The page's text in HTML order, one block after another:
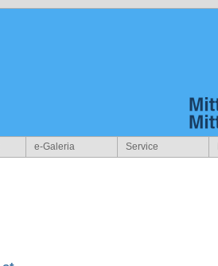
e-Galeria Service